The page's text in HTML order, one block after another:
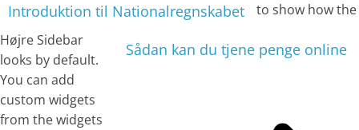
Introduktion til Nationalregnskabet
Sådan kan du tjene penge online
to show how the
Højre Sidebar
looks by default.
You can add
custom widgets
from the widgets